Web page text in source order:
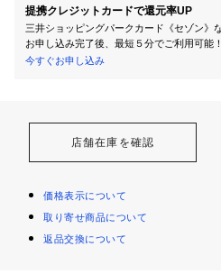
提携クレジットカードで還元率UP
三井ショッピングパークカード《セゾン》
お申し込み完了後、最短５分でご利用可能！
今すぐお申し込み
店舗在庫を確認
価格表示について
取り寄せ商品について
返品交換について